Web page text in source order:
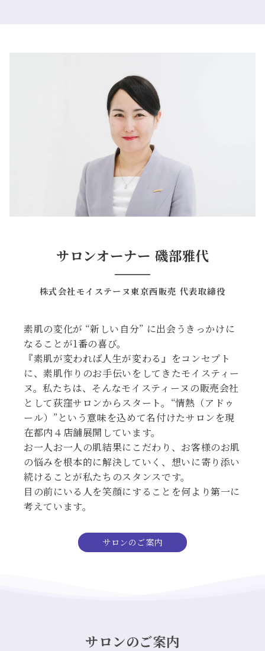
サロンオーナー 磯部雅代
株式会社モイステーヌ東京西販売 代表取締役
素肌の変化が “新しい自分” に出会うきっかけに
なることが1番の喜び。
『素肌が変われば人生が変わる』をコンセプト
に、素肌作りのお手伝いをしてきたモイスティー
ヌ。私たちは、そんなモイスティーヌの販売会社
として荻窪サロンからスタート。“情熱（アドゥ
ール）”という意味を込めて名付けたサロンを現
在都内４店舗展開しています。
お一人お一人の肌結果にこだわり、お客様のお肌
の悩みを根本的に解決していく、想いに寄り添い
続けることが私たちのスタンスです。
目の前にいる人を笑顔にすることを何より第一に
考えています。
サロンのご案内
サロンのご案内